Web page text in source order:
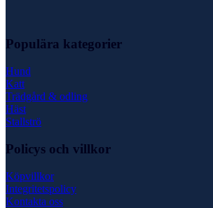
Populära kategorier
Hund
Katt
Trädgård & odling
Häst
Stallströ
Policys och villkor
Köpvillkor
Integritetspolicy
Kontakta oss